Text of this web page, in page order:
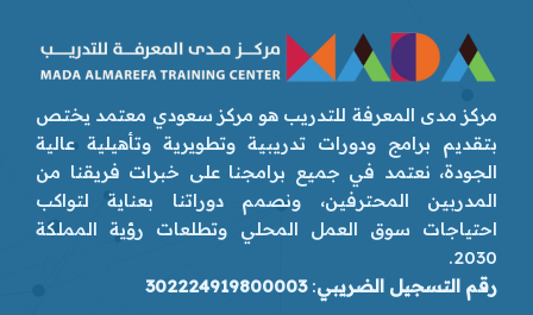
مركز مدى المعرفة للتدريب هو مركز سعودي معتمد يختص
بتقديم برامج ودورات تدريبية وتطويرية وتأهيلية عالية
الجودة، نعتمد في جميع برامجنا على خبرات فريقنا من
المدربين المحترفين، ونصمم دوراتنا بعناية لتواكب
احتياجات سوق العمل المحلي وتطلعات رؤية المملكة
2030.
رقم التسجيل الضريبي:
302224919800003